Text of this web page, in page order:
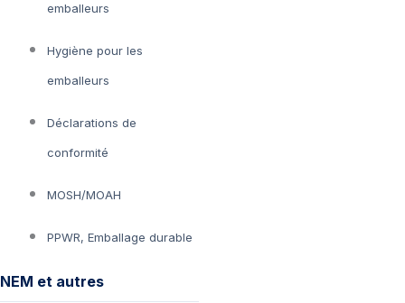
emballeurs
Hygiène pour les
emballeurs
Déclarations de
conformité
MOSH/MOAH
PPWR, Emballage durable
NEM et autres